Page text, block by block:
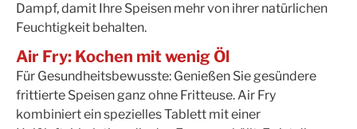
Dampf, damit Ihre Speisen mehr von ihrer natürlichen
Feuchtigkeit behalten.
Air Fry: Kochen mit wenig Öl
Für Gesundheitsbewusste: Genießen Sie gesündere
frittierte Speisen ganz ohne Fritteuse. Air Fry
kombiniert ein spezielles Tablett mit einer